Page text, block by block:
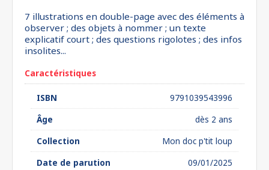
7 illustrations en double-page avec des éléments à
observer ; des objets à nommer ; un texte
explicatif court ; des questions rigolotes ; des infos
insolites...
Caractéristiques
ISBN
9791039543996
Âge
dès 2 ans
Collection
Mon doc p'tit loup
Date de parution
09/01/2025